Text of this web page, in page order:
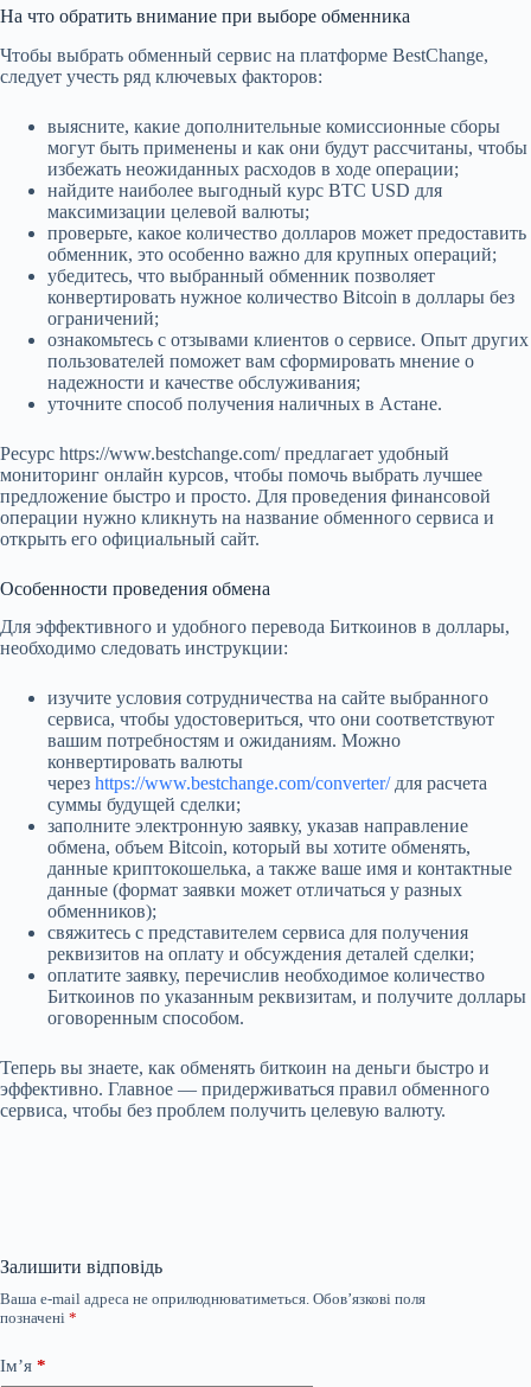
На что обратить внимание при выборе обменника
Чтобы выбрать обменный сервис на платформе BestChange,
следует учесть ряд ключевых факторов:
выясните, какие дополнительные комиссионные сборы
могут быть применены и как они будут рассчитаны, чтобы
избежать неожиданных расходов в ходе операции;
найдите наиболее выгодный курс BTC USD для
максимизации целевой валюты;
проверьте, какое количество долларов может предоставить
обменник, это особенно важно для крупных операций;
убедитесь, что выбранный обменник позволяет
конвертировать нужное количество Bitcoin в доллары без
ограничений;
ознакомьтесь с отзывами клиентов о сервисе. Опыт других
пользователей поможет вам сформировать мнение о
надежности и качестве обслуживания;
уточните способ получения наличных в Астане.
Ресурс https://www.bestchange.com/ предлагает удобный
мониторинг онлайн курсов, чтобы помочь выбрать лучшее
предложение быстро и просто. Для проведения финансовой
операции нужно кликнуть на название обменного сервиса и
открыть его официальный сайт.
Особенности проведения обмена
Для эффективного и удобного перевода Биткоинов в доллары,
необходимо следовать инструкции:
изучите условия сотрудничества на сайте выбранного
сервиса, чтобы удостовериться, что они соответствуют
вашим потребностям и ожиданиям. Можно
конвертировать валюты
через https://www.bestchange.com/converter/для расчета
суммы будущей сделки;
заполните электронную заявку, указав направление
обмена, объем Bitcoin, который вы хотите обменять,
данные криптокошелька, а также ваше имя и контактные
данные (формат заявки может отличаться у разных
обменников);
свяжитесь с представителем сервиса для получения
реквизитов на оплату и обсуждения деталей сделки;
оплатите заявку, перечислив необходимое количество
Биткоинов по указанным реквизитам, и получите доллары
оговоренным способом.
Теперь вы знаете, как обменять биткоин на деньги быстро и
эффективно. Главное — придерживаться правил обменного
сервиса, чтобы без проблем получить целевую валюту.
Залишити відповідь
Ваша e-mail адреса не оприлюднюватиметься. Обов’язкові поля
позначені *
Ім’я *